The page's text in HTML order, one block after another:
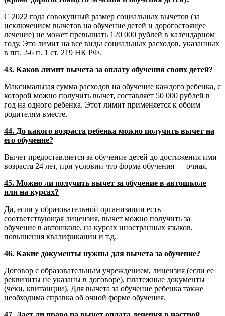
С 2022 года совокупный размер социальных вычетов (за
исключением вычетов на обучение детей и дорогостоящее
лечение) не может превышать 120 000 рублей в календарном
году. Это лимит на все виды социальных расходов, указанных
в пп. 2-6 п. 1 ст. 219 НК РФ.
43. Каков лимит вычета за оплату обучения своих детей?
Максимальная сумма расходов на обучение каждого ребенка, с
которой можно получить вычет, составляет 50 000 рублей в
год на одного ребенка. Этот лимит применяется к обоим
родителям вместе.
44. До какого возраста ребенка можно получить вычет на
его обучение?
Вычет предоставляется за обучение детей до достижения ими
возраста 24 лет, при условии что форма обучения — очная.
45. Можно ли получить вычет за обучение в автошколе
или на курсах?
Да, если у образовательной организации есть
соответствующая лицензия, вычет можно получить за
обучение в автошколе, на курсах иностранных языков,
повышения квалификации и т.д.
46. Какие документы нужны для вычета за обучение?
Договор с образовательным учреждением, лицензия (если ее
реквизиты не указаны в договоре), платежные документы
(чеки, квитанции). Для вычета за обучение ребенка также
необходима справка об очной форме обучения.